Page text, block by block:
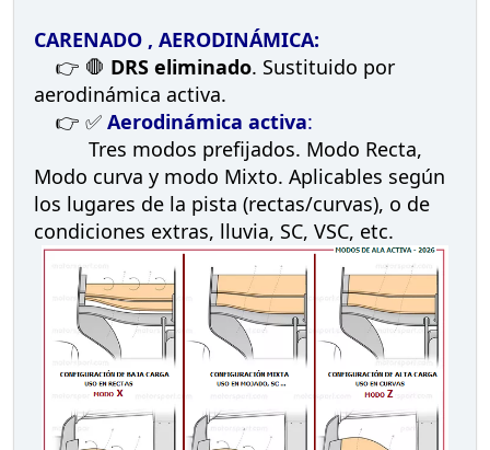
CARENADO , AERODINÁMICA:
👉 🛑 DRS eliminado. Sustituido por
aerodinámica activa.
👉 ✅ Aerodinámica activa:
Tres modos prefijados. Modo Recta,
Modo curva y modo Mixto. Aplicables según
los lugares de la pista (rectas/curvas), o de
condiciones extras, lluvia, SC, VSC, etc.